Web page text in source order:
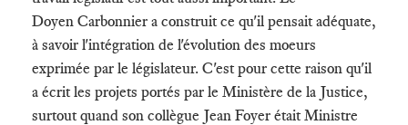
Doyen Carbonnier a construit ce qu'il pensait adéquate,
à savoir l'intégration de l'évolution des moeurs
exprimée par le législateur. C'est pour cette raison qu'il
a écrit les projets portés par le Ministère de la Justice,
surtout quand son collègue Jean Foyer était Ministre